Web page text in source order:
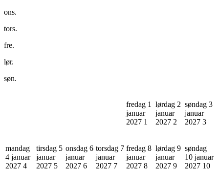
ons.
tors.
fre.
lør.
søn.
fredag 1
januar
2027 1
lørdag 2
januar
2027 2
søndag 3
januar
2027 3
mandag
4 januar
2027 4
tirsdag 5
januar
2027 5
onsdag 6
januar
2027 6
torsdag 7
januar
2027 7
fredag 8
januar
2027 8
lørdag 9
januar
2027 9
søndag
10 januar
2027 10